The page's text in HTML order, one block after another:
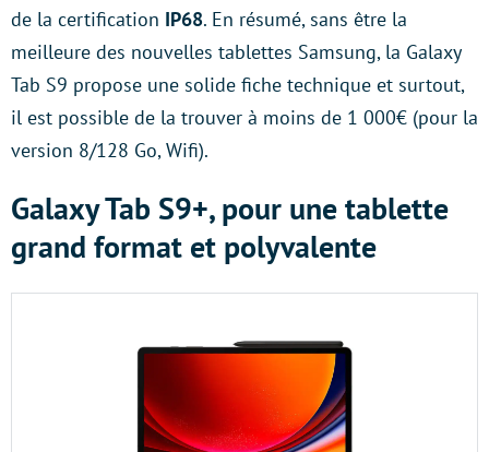
de la certification IP68. En résumé, sans être la
meilleure des nouvelles tablettes Samsung, la Galaxy
Tab S9 propose une solide fiche technique et surtout,
il est possible de la trouver à moins de 1 000€ (pour la
version 8/128 Go, Wifi).
Galaxy Tab S9+, pour une tablette
grand format et polyvalente